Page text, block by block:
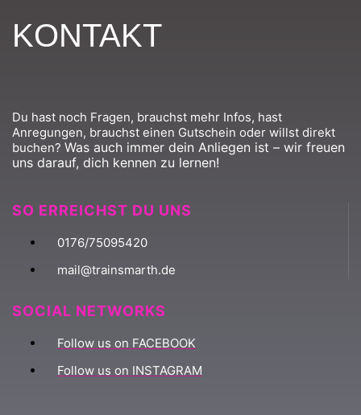
KONTAKT
Du hast noch Fragen, brauchst mehr Infos, hast
Anregungen, brauchst einen Gutschein oder willst direkt
buchen? Was auch immer dein Anliegen ist – wir freuen
uns darauf, dich kennen zu lernen!
SO ERREICHST DU UNS
0176/75095420
mail@trainsmarth.de
SOCIAL NETWORKS
Follow us on FACEBOOK
Follow us on INSTAGRAM